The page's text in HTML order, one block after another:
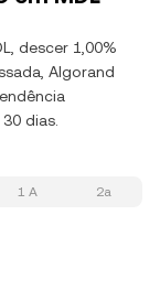
descer 1,00%
Algorand
dias.
1 A 2a